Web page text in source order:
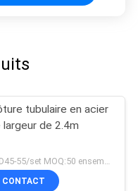
tubulaire en acier
largeur de 2.4m
CONTACT